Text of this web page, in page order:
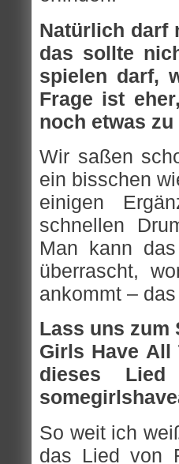
Natürlich darf
das sollte
spielen darf,
Frage ist
noch etwas zu
Wir saßen
ein bisschen
einigen
schnellen
Man kann
überrascht,
ankommt –
Lass uns zum
Girls Have All
dieses
So weit ich
das Lied von